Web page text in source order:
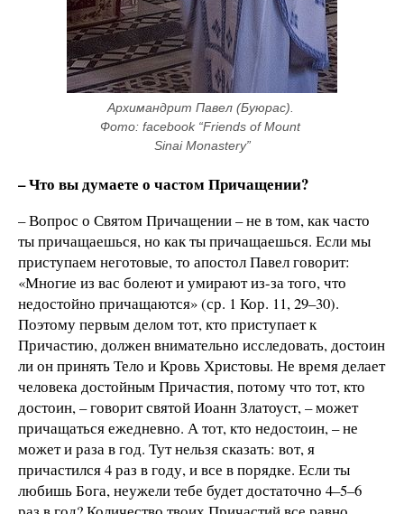
Архимандрит Павел (Буюрас).
Фото: facebook “Friends of Mount
Sinai Monastery”
– Что вы думаете о частом Причащении?
– Вопрос о Святом Причащении – не в том, как часто
ты причащаешься, но как ты причащаешься. Если мы
приступаем неготовые, то апостол Павел говорит:
«Многие из вас болеют и умирают из-за того, что
недостойно причащаются» (ср. 1 Кор. 11, 29–30).
Поэтому первым делом тот, кто приступает к
Причастию, должен внимательно исследовать, достоин
ли он принять Тело и Кровь Христовы. Не время делает
человека достойным Причастия, потому что тот, кто
достоин, – говорит святой Иоанн Златоуст, – может
причащаться ежедневно. А тот, кто недостоин, – не
может и раза в год. Тут нельзя сказать: вот, я
причастился 4 раз в году, и все в порядке. Если ты
любишь Бога, неужели тебе будет достаточно 4–5–6